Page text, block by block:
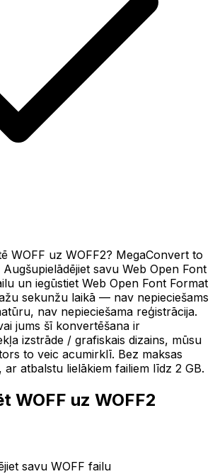
WOFF uz WOFF2? MegaConvert to
savu Web Open Font
un iegūstiet Web Open Font Format
sekunžu laikā — nav nepieciešams
nav nepieciešama reģistrācija.
jums šī konvertēšana ir
izstrāde / grafiskais dizains, mūsu
to veic acumirklī. Bez maksas
atbalstu lielākiem failiem līdz 2 GB.
WOFF uz WOFF2
savu WOFF failu